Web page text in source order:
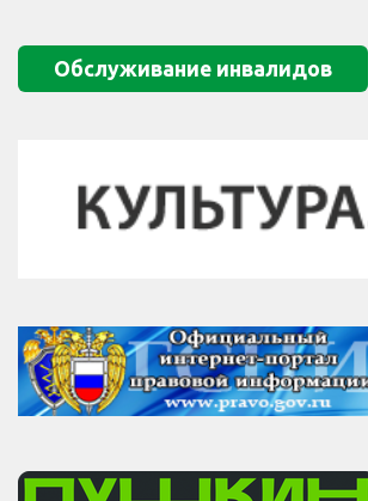
Обслуживание инвалидов